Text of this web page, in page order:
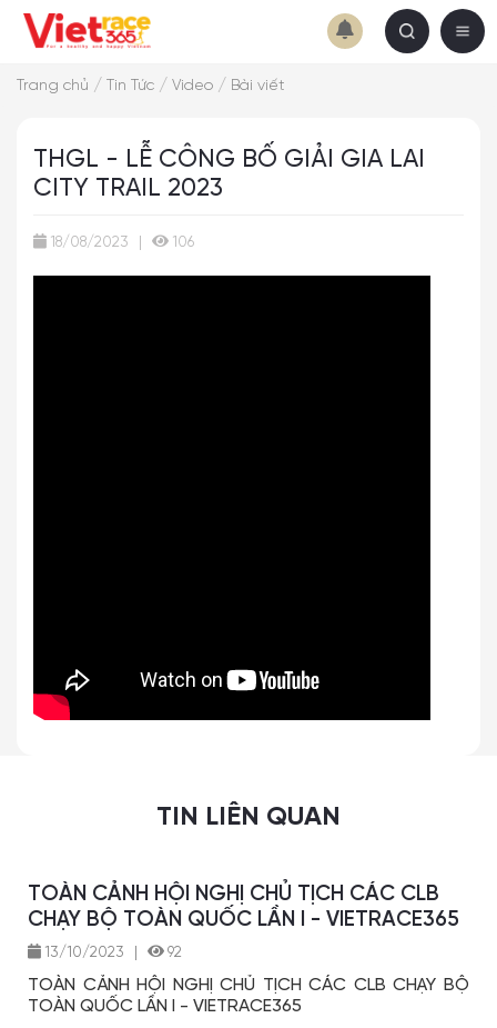
Trang chủ / Tin Tức / Video / Bài viết
THGL - LỄ CÔNG BỐ GIẢI GIA LAI
CITY TRAIL 2023
18/08/2023 106
TIN LIÊN QUAN
TOÀN CẢNH HỘI NGHỊ CHỦ TỊCH CÁC CLB
CHẠY BỘ TOÀN QUỐC LẦN I - VIETRACE365
13/10/2023 92
TOÀN CẢNH HỘI NGHỊ CHỦ TỊCH CÁC CLB CHẠY BỘ
TOÀN QUỐC LẦN I - VIETRACE365